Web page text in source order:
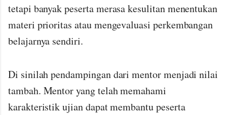
tetapi banyak peserta merasa kesulitan menentukan
materi prioritas atau mengevaluasi perkembangan
belajarnya sendiri.
Di sinilah pendampingan dari mentor menjadi nilai
tambah. Mentor yang telah memahami
karakteristik ujian dapat membantu peserta